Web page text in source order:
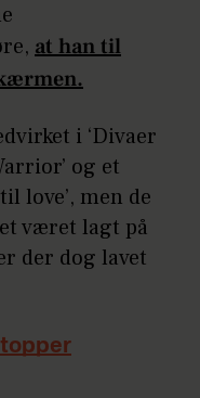
at han til
i ‘Divaer
og et
love’, men de
været lagt på
der dog lavet